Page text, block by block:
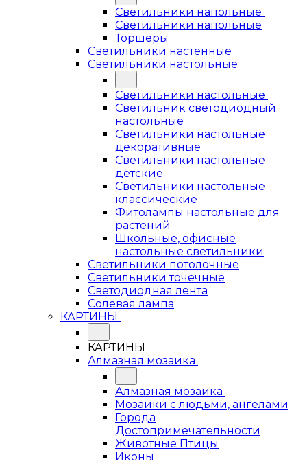
Светильники напольные
Светильники напольные
Торшеры
Светильники настенные
Светильники настольные
Светильники настольные
Светильник светодиодный
настольные
Светильники настольные
декоративные
Светильники настольные
детские
Светильники настольные
классические
Фитолампы настольные для
растений
Школьные, офисные
настольные светильники
Светильники потолочные
Светильники точечные
Светодиодная лента
Солевая лампа
КАРТИНЫ
КАРТИНЫ
Алмазная мозаика
Алмазная мозаика
Мозаики с людьми, ангелами
Города
Достопримечательности
Животные Птицы
Иконы